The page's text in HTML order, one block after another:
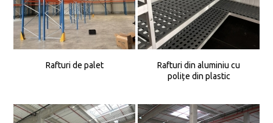
Rafturi de palet
Rafturi din aluminiu cu
polițe din plastic